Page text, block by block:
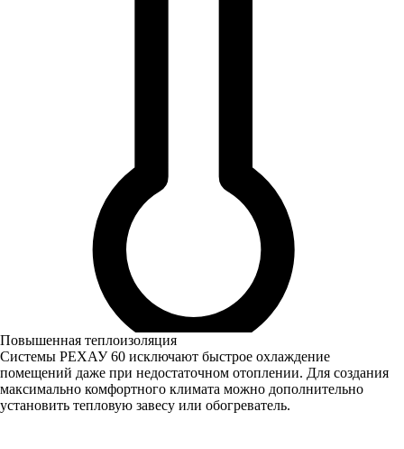
Повышенная теплоизоляция
Системы РЕХАУ 60 исключают быстрое охлаждение
помещений даже при недостаточном отоплении. Для создания
максимально комфортного климата можно дополнительно
установить тепловую завесу или обогреватель.